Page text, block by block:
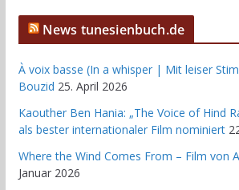
News tunesienbuch.de
À voix basse (In a whisper | Mit leiser
Bouzid 25. April 2026
Kaouther Ben Hania: „The Voice of Hind
als bester internationaler Film nominiert
Where the Wind Comes From – Film von
Januar 2026